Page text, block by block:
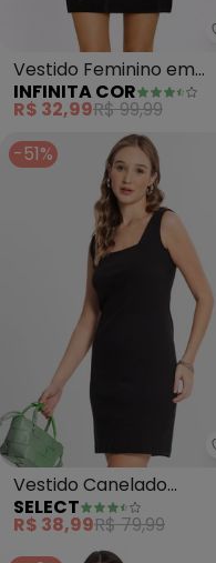
Vestido Feminino em
Viscotorcion (Preto)
INFINITA COR
R$ 32,99R$ 99,99
-51%
Vestido Canelado
Feminino (Preto)
SELECT
R$ 38,99R$ 79,99